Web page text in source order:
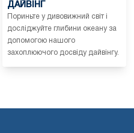
ДАЙВІНГ
Пориньте у дивовижний світ і
досліджуйте глибини океану за
допомогою нашого
захоплюючого досвіду дайвінгу.